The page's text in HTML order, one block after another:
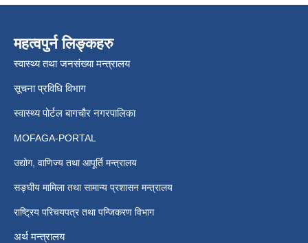
महत्वपुर्न लिङ्कहरु
स्वास्थ्य तथा जनसंख्या मन्त्रालय
सूचना प्रविधि विभाग
स्वास्थ्य पोर्टल बागचौर नगरपालिका
MOFAGA-PORTAL
उद्योग, वाणिज्य तथा आपूर्ति मन्त्रालय
सङ्घीय मामिला तथा सामान्य प्रशासन मन्त्रालय
राष्ट्रिय परिचयपत्र तथा पन्जिकरण विभाग
अर्थ मन्त्रालय